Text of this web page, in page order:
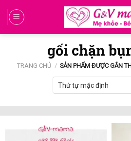
gối chặn
TRANG CHỦ / SẢN PHẨM ĐƯỢC GẮN